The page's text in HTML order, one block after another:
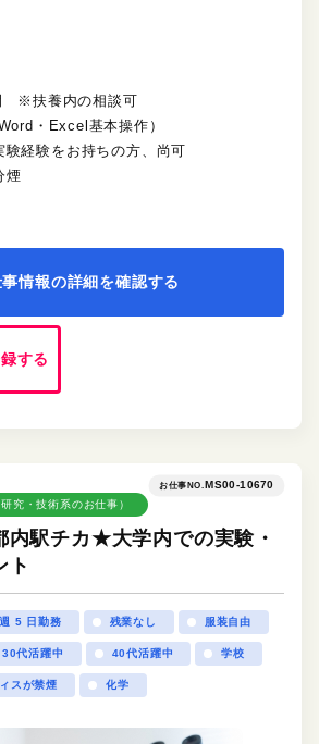
※扶養内の相談可
・Excel基本操作）
経験をお持ちの方、尚可
煙
事情報の詳細を確認する
する
お仕事NO. MS00-10670
究・技術系のお仕事）
内駅チカ★大学内での実験・
ト
週 5 日勤務 残業なし 服装自由
30代活躍中 40代活躍中 学校
スが禁煙 化学